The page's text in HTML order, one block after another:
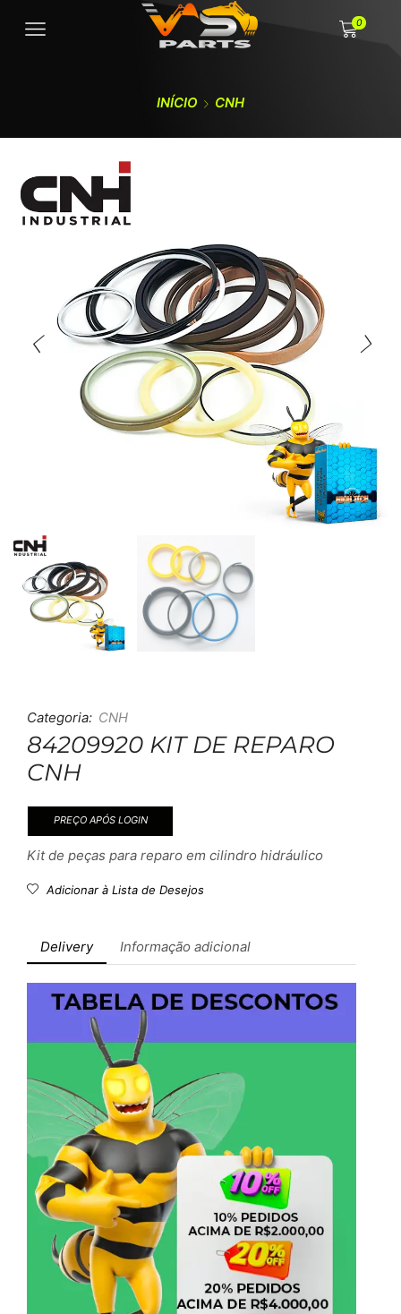
0
INÍCIO CNH
Categoria: CNH
84209920 KIT DE REPARO
CNH
PREÇO APÓS LOGIN
Kit de peças para reparo em cilindro hidráulico
Adicionar à Lista de Desejos
Delivery Informação adicional